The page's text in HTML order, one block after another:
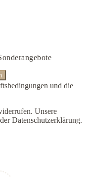
und die
Unsere
Datenschutzerklärung.